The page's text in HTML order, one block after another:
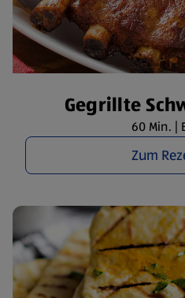
Gegrillte
60 Min. |
Zum